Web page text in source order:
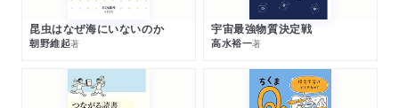
昆虫はなぜ海にいないのか
朝野維起著
宇宙最強物質決定戦
高水裕一著